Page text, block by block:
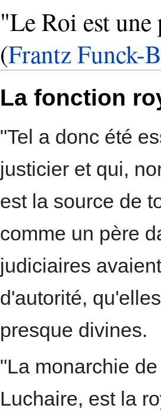
"Le Roi est une
(Frantz Funck-
La fonction
"Tel a donc été
justicier et qui,
est la source de
comme un père
judiciaires
d'autorité,
presque divines.
"La monarchie
Luchaire, est la